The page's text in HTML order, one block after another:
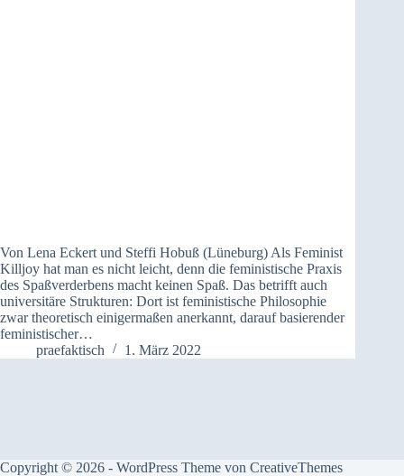
Von Lena Eckert und Steffi Hobuß (Lüneburg) Als Feminist
Killjoy hat man es nicht leicht, denn die feministische Praxis
des Spaßverderbens macht keinen Spaß. Das betrifft auch
universitäre Strukturen: Dort ist feministische Philosophie
zwar theoretisch einigermaßen anerkannt, darauf basierender
feministischer…
praefaktisch
1. März 2022
Copyright © 2026 - WordPress Theme von CreativeThemes